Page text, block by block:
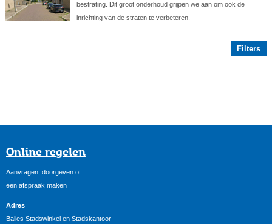
bestrating. Dit groot onderhoud grijpen we aan om ook de
inrichting van de straten te verbeteren.
Filters
Online regelen
Aanvragen, doorgeven of
een afspraak maken
Adres
Balies Stadswinkel en Stadskantoor